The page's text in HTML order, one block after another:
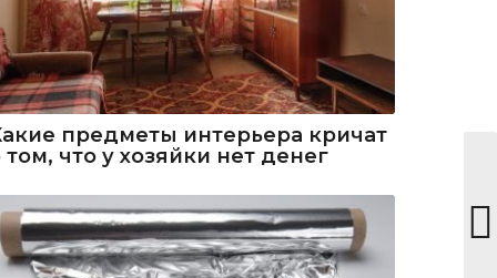
предметы интерьера кричат
том, что у хозяйки нет денег